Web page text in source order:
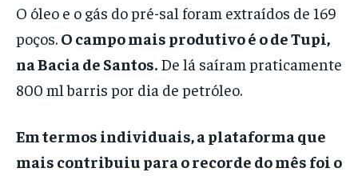
O óleo e o gás do pré-sal foram extraídos de 169
poços. O campo mais produtivo é o de Tupi,
na Bacia de Santos. De lá saíram praticamente
800 ml barris por dia de petróleo.
Em termos individuais, a plataforma que
mais contribuiu para o recorde do mês foi o